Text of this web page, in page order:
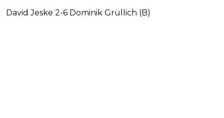
David Jeske 2-6 Dominik Grüllich (B)